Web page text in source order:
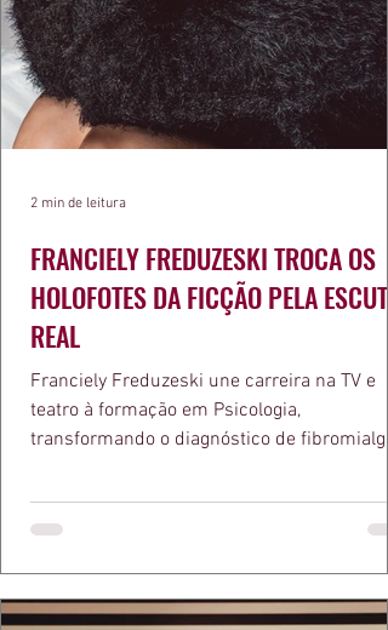
FRANCIELY FREDUZESKI TROCA OS
HOLOFOTES DA FICÇÃO PELA ESCUTA
REAL
Franciely Freduzeski une carreira na TV e
teatro à formação em Psicologia,
transformando o diagnóstico de fibromialgia
medalha Chiquinha Gonzaga.
2 min de leitura